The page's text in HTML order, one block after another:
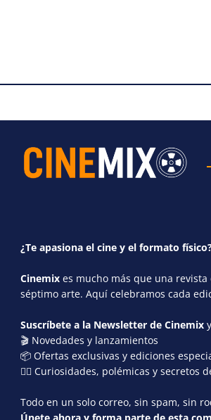
¿Te apasiona el cine y el formato
Cinemix es mucho más que una
séptimo arte. Aquí celebramos cada
Suscríbete a la Newsletter de Cinemix
🎬 Novedades y lanzamientos
📦 Ofertas exclusivas y ediciones
🕵️‍♂️ Curiosidades, polémicas y secretos
Todo en un solo correo, sin spam, sin